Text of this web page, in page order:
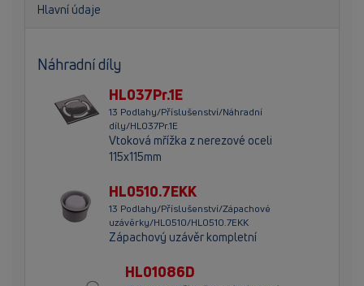
Hlavní údaje
Náhradní díly
HL037Pr.1E
13 Podlahy/Příslušenství/Náhradní
díly/HL037Pr.1E
Vtoková mřížka z nerezové oceli
115x115mm
HL0510.7EKK
13 Podlahy/Příslušenství/Zápachové
uzávěrky/HL0510/HL0510.7EKK
Zápachový uzávěr kompletní
HL01086D